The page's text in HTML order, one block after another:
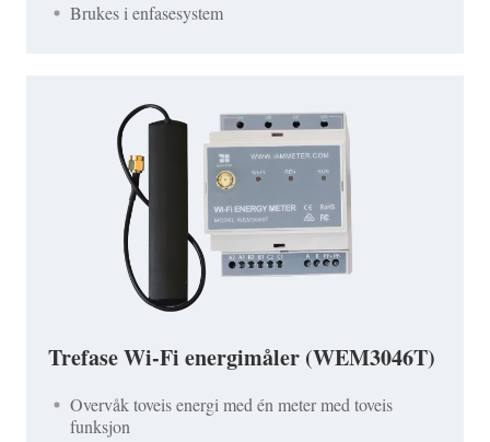
Brukes i enfasesystem
Trefase Wi-Fi energimåler (WEM3046T)
Overvåk toveis energi med én meter med toveis
funksjon